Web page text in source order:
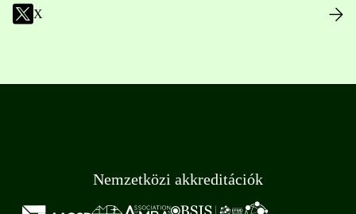
X
Nemzetközi akkreditációk